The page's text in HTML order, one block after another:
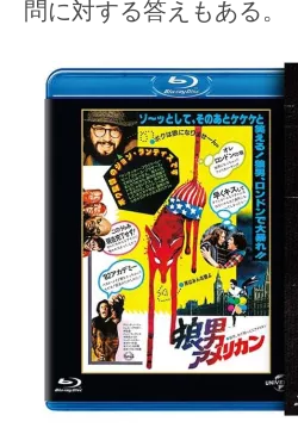
問に対する答えもある。